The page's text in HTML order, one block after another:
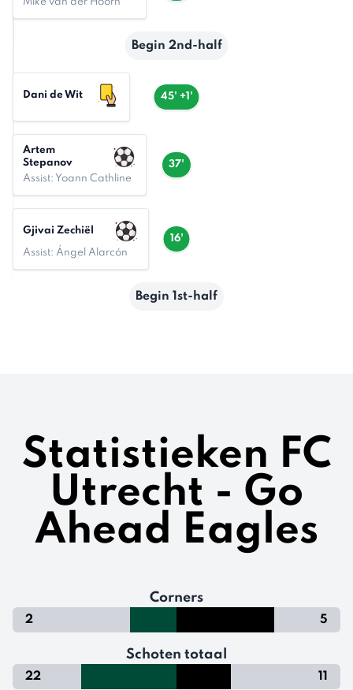
Begin 2nd-half
45' +1'
Dani de Wit
37'
Artem
Stepanov
Assist: Yoann Cathline
16'
Gjivai Zechiël
Assist: Ángel Alarcón
Begin 1st-half
Statistieken FC
Utrecht - Go
Ahead Eagles
Corners
2 5
Schoten totaal
22 11